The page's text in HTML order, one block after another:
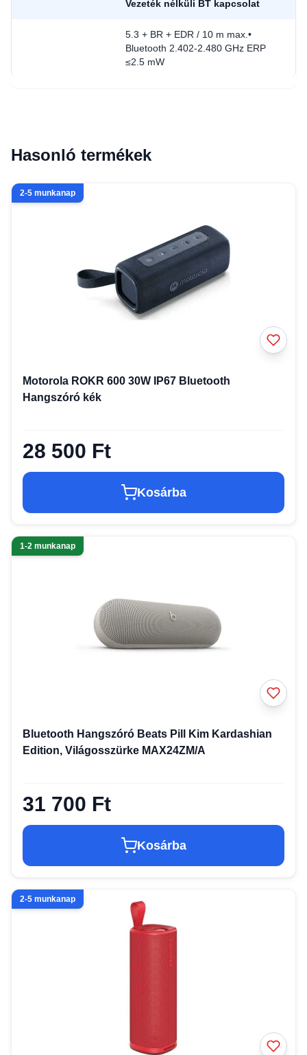
Vezeték nélküli BT kapcsolat
5.3 + BR + EDR / 10 m max.•
Bluetooth 2.402-2.480 GHz ERP
≤2.5 mW
Hasonló termékek
2-5 munkanap
Motorola ROKR 600 30W IP67 Bluetooth
Hangszóró kék
28 500 Ft
Kosárba
1-2 munkanap
Bluetooth Hangszóró Beats Pill Kim Kardashian
Edition, Világosszürke MAX24ZM/A
31 700 Ft
Kosárba
2-5 munkanap